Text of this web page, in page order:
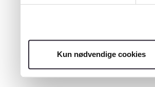
Kun nødvendige cookies